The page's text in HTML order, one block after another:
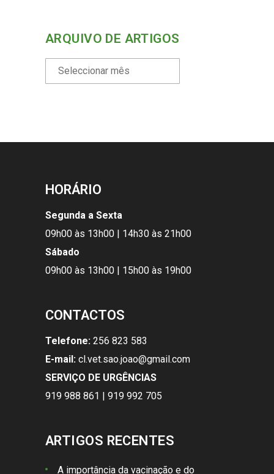
ARQUIVO DE ARTIGOS
HORÁRIO
Segunda a Sexta
09h00 às 13h00 | 14h30 às 21h00
Sábado
09h00 às 13h00 | 15h00 às 19h00
CONTACTOS
Telefone: 256 823 583
E-mail: cl.vet.sao.joao@gmail.com
SERVIÇO DE URGÊNCIAS
919 988 861 | 919 992 705
ARTIGOS RECENTES
A importância da vacinação e do